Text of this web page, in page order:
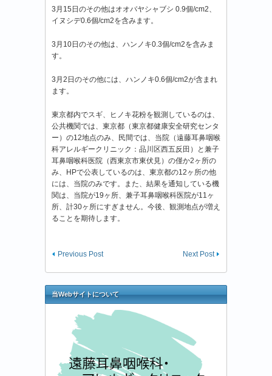
3月15日のその他はオオバヤシャブシ 0.9個/cm2、
イヌシデ0.6個/cm2を含みます。
3月10日のその他は、ハンノキ0.3個/cm2を含みま
す。
3月2日のその他には、ハンノキ0.6個/cm2が含まれ
ます。
東京都内でスギ、ヒノキ花粉を観測しているのは、
公共機関では、東京都（東京都健康安全研究センタ
ー）の12地点のみ、民間では、当院（遠藤耳鼻咽喉
科アレルギークリニック：品川区西五反田）と兼子
耳鼻咽喉科医院（西東京市東伏見）の僅か2ヶ所の
み、HPで公表しているのは、東京都の12ヶ所の他
には、当院のみです。また、結果を通知している機
関は、当院が19ヶ所、兼子耳鼻咽喉科医院が11ヶ
所、計30ヶ所にすぎません。今後、観測地点が増え
ることを期待します。
Next Post
Previous Post
当Webサイトについて